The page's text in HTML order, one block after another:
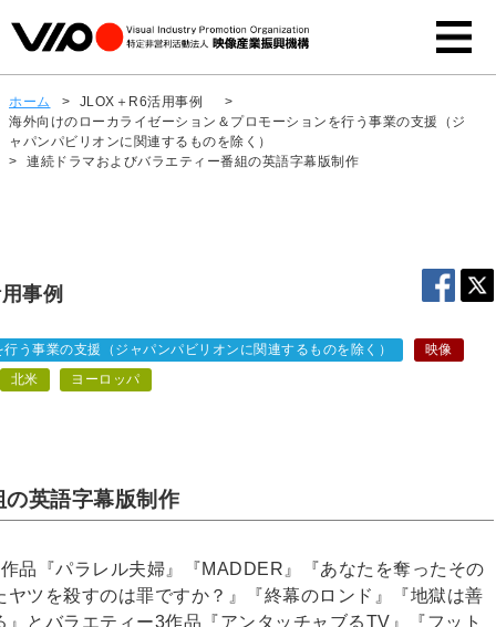
ホーム > JLOX＋R6活用事例
>
海外向けのローカライゼーション＆プロモーションを行う事業の支援（ジ
ャパンパビリオンに関連するものを除く）
>
連続ドラマおよびバラエティー番組の英語字幕版制作
事例
う事業の支援（ジャパンパビリオンに関連するものを除く）
映像
北米
ヨーロッパ
英語字幕版制作
品『パラレル夫婦』『MADDER』『あなたを奪ったその
ツを殺すのは罪ですか？』『終幕のロンド』『地獄は善
とバラエティー3作品『アンタッチャブるTV』『フット